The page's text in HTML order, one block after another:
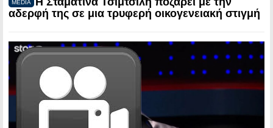
MEDIA
αδερφή της σε μια τρυφερή οικογενειακή στιγμή